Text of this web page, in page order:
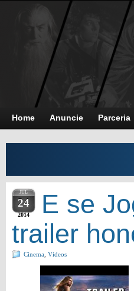
Home Anuncie Parceria
JUL
24
2014
E se
trailer
Cinema Vídeos